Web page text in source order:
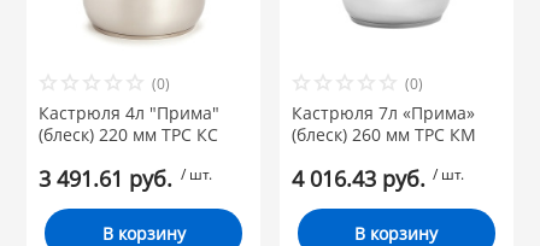
(0)
Кастрюля 4л "Прима"
(блеск) 220 мм ТРС КС
3 491.61 руб. / шт.
В корзину
(0)
Кастрюля 7л «Прима»
(блеск) 260 мм ТРС КМ
4 016.43 руб. / шт.
В корзину